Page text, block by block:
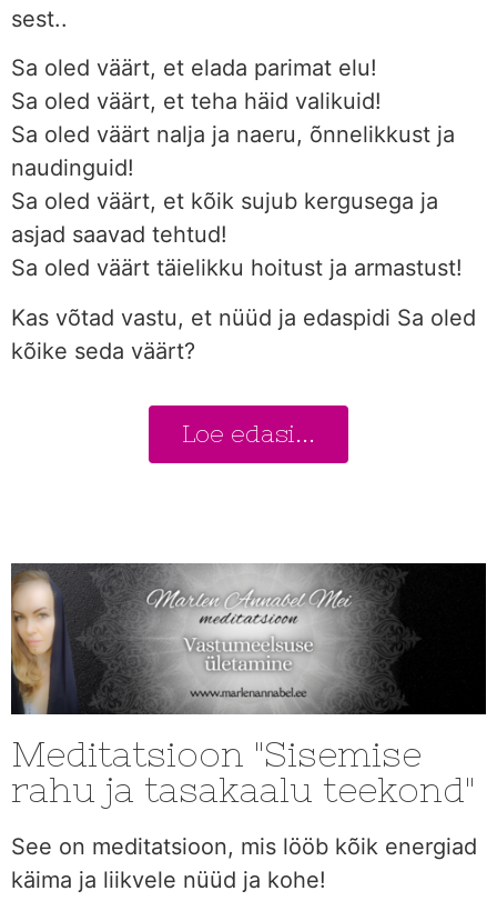
sest..
Sa oled väärt, et elada parimat elu!
Sa oled väärt, et teha häid valikuid!
Sa oled väärt nalja ja naeru, õnnelikkust ja
naudinguid!
Sa oled väärt, et kõik sujub kergusega ja
asjad saavad tehtud!
Sa oled väärt täielikku hoitust ja armastust!
Kas võtad vastu, et nüüd ja edaspidi Sa oled
kõike seda väärt?
Loe edasi...
Meditatsioon "Sisemise
rahu ja tasakaalu teekond"
See on meditatsioon, mis lööb kõik energiad
käima ja liikvele nüüd ja kohe!